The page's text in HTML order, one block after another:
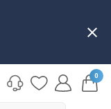
close
0